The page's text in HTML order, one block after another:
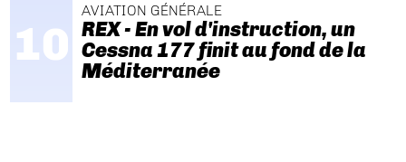
AVIATION GÉNÉRALE
REX - En vol d'instruction, un
Cessna 177 finit au fond de la
Méditerranée